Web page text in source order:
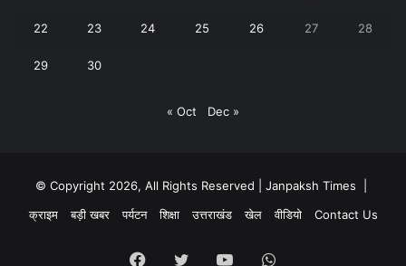
22 23 24 25 26 27 28
29 30
« Oct Dec »
© Copyright 2026, All Rights Reserved | Janpaksh Times |
क्राइम
बड़ी खबर पर्यटन शिक्षा उत्तराखंड खेल वीडियो Contact Us
Facebook
Twitter YouTubeWhatsApp